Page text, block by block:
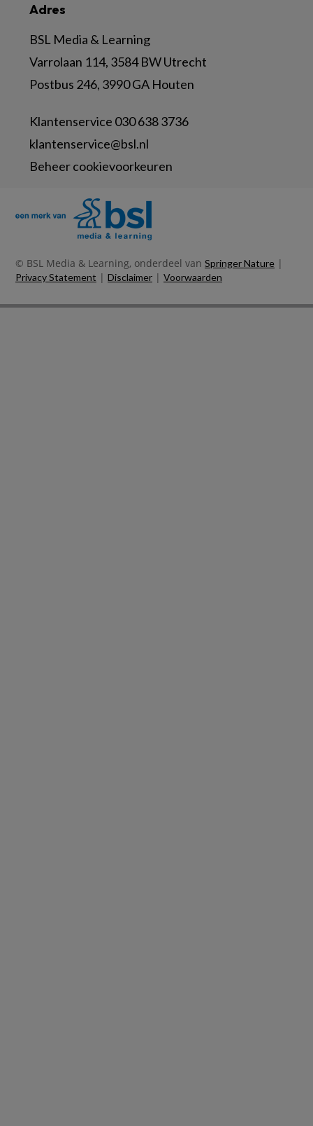
Adres
BSL Media & Learning
Varrolaan 114, 3584 BW Utrecht
Postbus 246, 3990 GA Houten
Klantenservice 030 638 3736
klantenservice@bsl.nl
Beheer cookievoorkeuren
© BSL Media & Learning, onderdeel van Springer Nature |
Privacy Statement | Disclaimer | Voorwaarden